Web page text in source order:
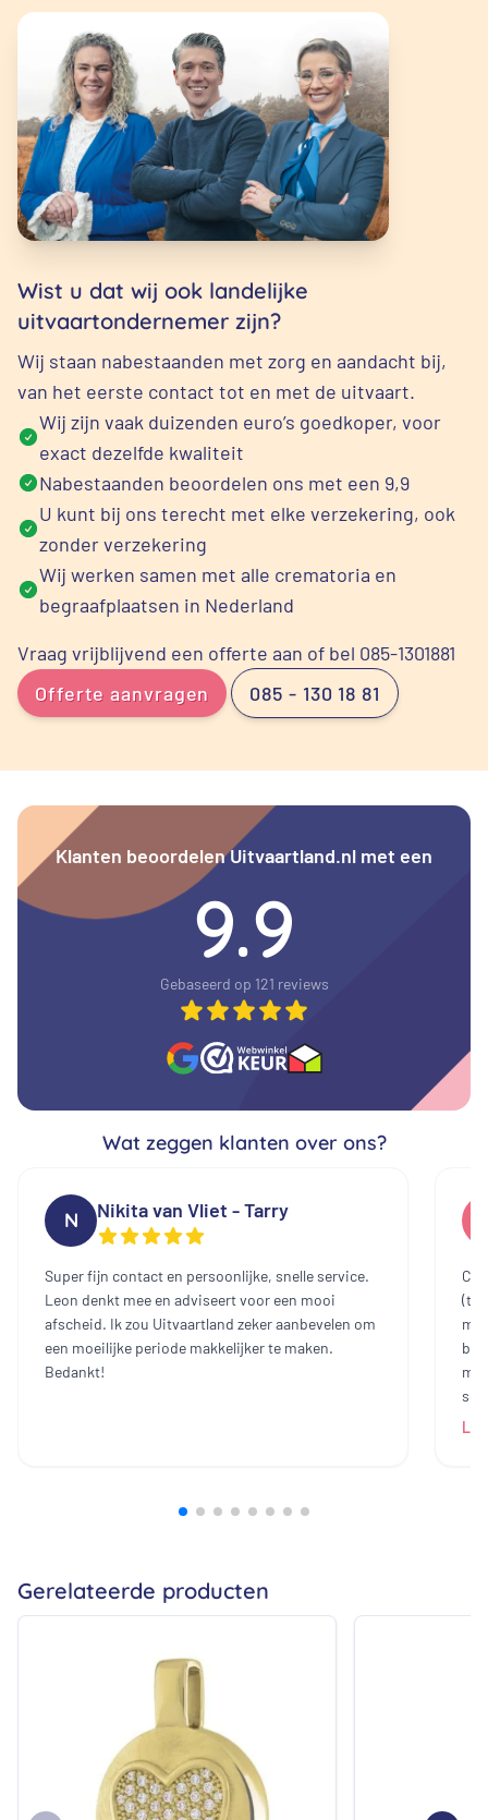
Wist u dat wij ook landelijke
uitvaartondernemer zijn?
Wij staan nabestaanden met zorg en aandacht bij,
van het eerste contact tot en met de uitvaart.
Wij zijn vaak duizenden euro’s goedkoper, voor
exact dezelfde kwaliteit
Nabestaanden beoordelen ons met een 9,9
U kunt bij ons terecht met elke verzekering, ook
zonder verzekering
Wij werken samen met alle crematoria en
begraafplaatsen in Nederland
Vraag vrijblijvend een offerte aan of bel 085-1301881
Offerte aanvragen
085 - 130 18 81
Klanten beoordelen Uitvaartland.nl met een
9.9
Gebaseerd op 121 reviews
Wat zeggen klanten over ons?
N Nikita van Vliet - Tarry
Super fijn contact en persoonlijke, snelle service.
Leon denkt mee en adviseert voor een mooi
afscheid. Ik zou Uitvaartland zeker aanbevelen om
een moeilijke periode makkelijker te maken.
Bedankt!
Gerelateerde producten